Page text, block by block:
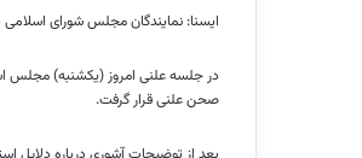
ایسنا: نمایندگان مجلس شورای
در جلسه علنی امروز (یکشنبه) مجلس
صحن علنی قرار گرفت.